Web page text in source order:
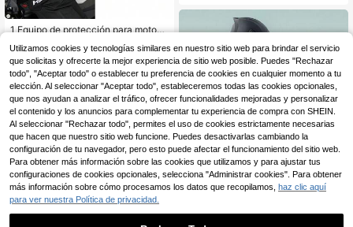
1 Equipo de protección para motoci
s contra caídas y colisiones, equipo
de motocicleta, protección de rodill
as y codos para motociclista, acces
orios de protección para motociclet
a, regalo esencial para el conductor
15,56€
2Hay otros vendedores
Ahorro de 10,18€
Home & Garden EU
ara completa, casco inteligente de
37 ,76€
Utilizamos cookies y tecnologías similares en nuestro sitio web para brindar el servicio
que solicitas y ofrecerte la mejor experiencia de sitio web posible. Puedes "Rechazar
todo", "Aceptar todo" o establecer tu preferencia de cookies en cualquier momento a tu
elección. Al seleccionar "Aceptar todo", estableceremos todas las cookies opcionales,
que nos ayudan a analizar el tráfico, ofrecer funcionalidades mejoradas y personalizar
el contenido y los anuncios para complementar tu experiencia de compra con SHEIN.
Al seleccionar "Rechazar todo", permites el uso de cookies estrictamente necesarias
que hacen que nuestro sitio web funcione. Puedes desactivarlas cambiando la
configuración de tu navegador, pero esto puede afectar el funcionamiento del sitio web.
Para obtener más información sobre las cookies que utilizamos y para ajustar tus
configuraciones de cookies opcionales, selecciona "Administrar cookies". Para obtener
más información sobre cómo procesamos los datos que recopilamos, haz clic aquí
para ver nuestra Política de privacidad.